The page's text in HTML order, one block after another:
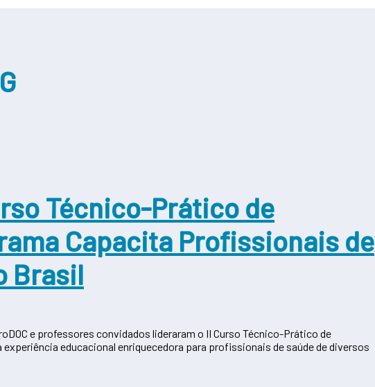
Técnico-Prático de
Capacita Profissionais de
Brasil
e professores convidados lideraram o II Curso Técnico-Prático de
educacional enriquecedora para profissionais de saúde de diversos